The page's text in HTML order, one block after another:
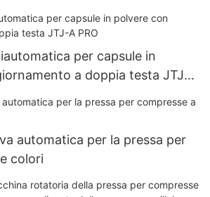
fornite da erbe
per capsule in
a doppia testa JTJ-A
automatica per la pressa per
colori